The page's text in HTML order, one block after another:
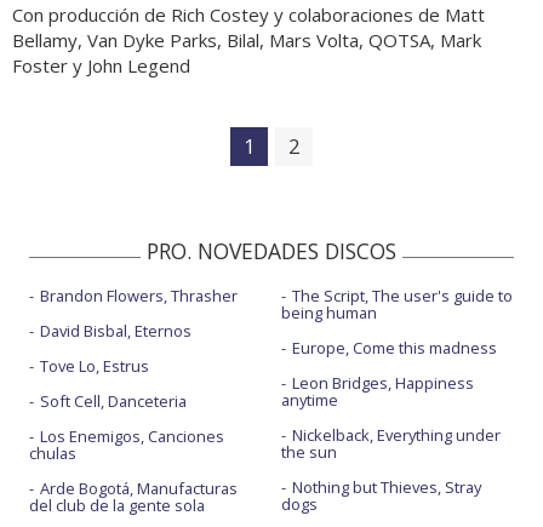
Con producción de Rich Costey y colaboraciones de Matt
Bellamy, Van Dyke Parks, Bilal, Mars Volta, QOTSA, Mark
Foster y John Legend
1 2
PRO. NOVEDADES DISCOS
Brandon Flowers, Thrasher
David Bisbal, Eternos
Tove Lo, Estrus
Soft Cell, Danceteria
Los Enemigos, Canciones
chulas
Arde Bogotá, Manufacturas
del club de la gente sola
The Script, The user's guide to
being human
Europe, Come this madness
Leon Bridges, Happiness
anytime
Nickelback, Everything under
the sun
Nothing but Thieves, Stray
dogs